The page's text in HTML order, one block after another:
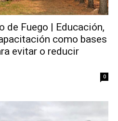
de Fuego | Educación,
como bases
evitar o reducir
0